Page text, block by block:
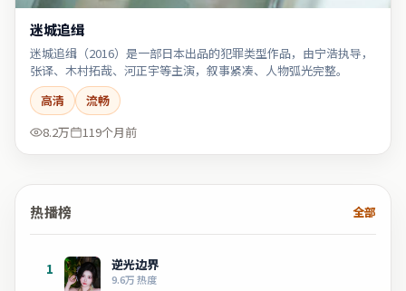
迷城追缉
迷城追缉（2016）是一部日本出品的犯罪类型作品，由宁浩执导，
张译、木村拓哉、河正宇等主演，叙事紧凑、人物弧光完整。
高清
流畅
8.2万
119个月前
热播榜 全部
1 逆光边界
9.6万热度